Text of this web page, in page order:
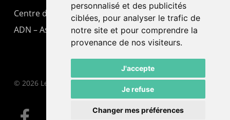
personnalisé et des publicités
ciblées, pour analyser le trafic de
notre site et pour comprendre la
provenance de nos visiteurs.
J'accepte
Je refuse
Changer mes préférences
Centre de culture ABC
ADN – Association Danse Neuchâtel
© 2026 Le Pommier.
facebook email